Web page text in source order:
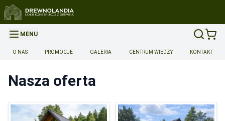
MENU
O NAS PROMOCJE GALERIA CENTRUM WIEDZY KONTAKT
Drewnolandia - Polski Producent Drewnianych Domków
Poznaj ofertę
Nasza oferta